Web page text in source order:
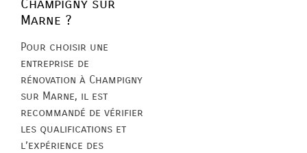
Champigny sur
Marne ?
Pour choisir une
entreprise de
rénovation à Champigny
sur Marne, il est
recommandé de vérifier
les qualifications et
l’expérience des